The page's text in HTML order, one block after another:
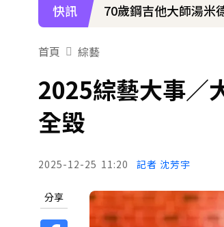
快訊
70歲鋼吉他大師湯米
首頁 綜藝
2025綜藝大事／
全毀
2025-12-25 11:20 記者 沈芳宇
分享